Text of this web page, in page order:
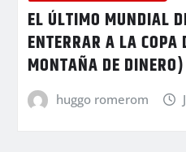
EL ÚLTIMO MUNDIAL
ENTERRAR A LA
MONTAÑA DE
huggo romerom